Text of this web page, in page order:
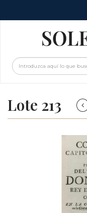
Lote 213